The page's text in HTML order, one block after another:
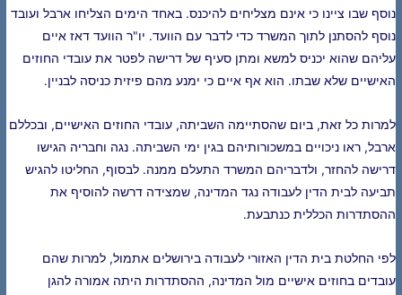
נוסף שבו ציינו כי אינם מצליחים להיכנס. באחד הימים הצליחו ארבל ועובד
נוסף להסתנן לתוך המשרד כדי לדבר עם הוועד. יו"ר הוועד דאז איים
עליהם שהוא יכניס למשא ומתן סעיף של דרישה לפטר את עובדי החוזים
האישיים שלא שבתו. הוא אף איים כי ימנע מהם פיזית כניסה לבניין.
למרות כל זאת, ביום שהסתיימה השביתה, עובדי החוזים האישיים, ובכללם
ארבל, ראו ניכויים במשכורותיהם בגין ימי השביתה. נגה וחבריה הגישו
דרישה להחזר, ולדבריהם המשרד התעלם ממנה. לבסוף, החליטו להגיש
תביעה לבית הדין לעבודה נגד המדינה, שמצידה דרשה להוסיף את
ההסתדרות הכללית כנתבעת.
לפי החלטת בית הדין האזורי לעבודה בירושלים אתמול, למרות שהם
עובדים בחוזים אישיים מול המדינה, ההסתדרות היתה אמורה להגן